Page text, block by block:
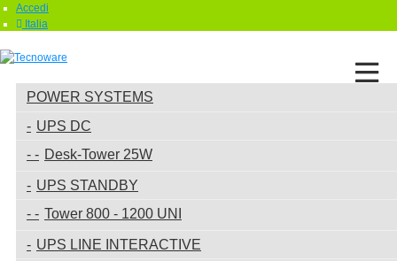
Accedi
Italia
POWER SYSTEMS
UPS DC
Desk-Tower 25W
UPS STANDBY
Tower 800 - 1200 UNI
UPS LINE INTERACTIVE